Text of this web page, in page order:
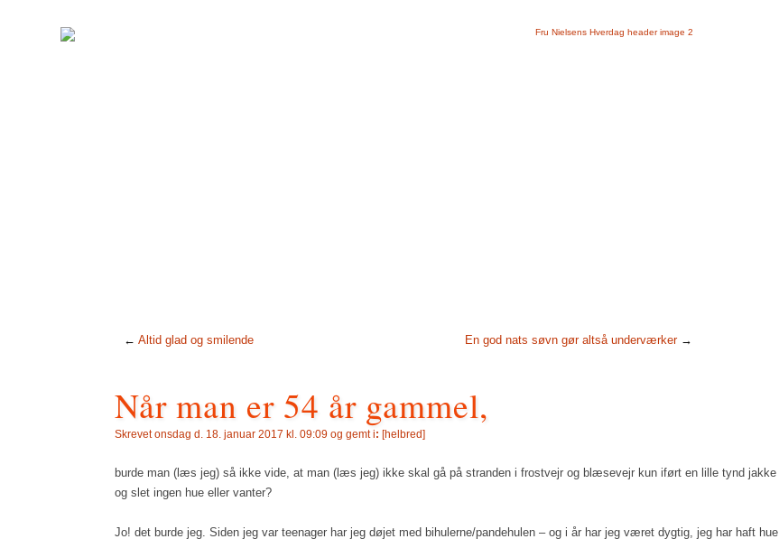
← Altid glad og smilende En god nats søvn gør altså underværker→
Når man er 54 år gammel,
Skrevetonsdag d. 18. januar 2017 kl. 09:09 og gemt i: [helbred]
burde man (læs jeg) så ikke vide, at man (læs jeg) ikke skal gå på stranden i frostvejr og blæsevejr kun iført en lille tynd jakke
og slet ingen hue eller vanter?
Jo! det burde jeg. Siden jeg var teenager har jeg døjet med bihulerne/pandehulen – og i år har jeg været dygtig, jeg har haft hue